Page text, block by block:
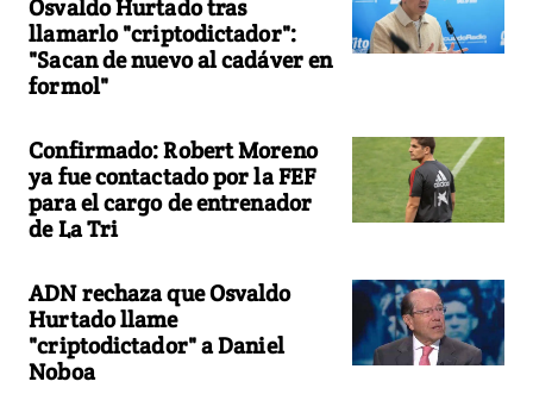
Osvaldo Hurtado tras
llamarlo "criptodictador":
"Sacan de nuevo al cadáver en
formol"
Confirmado: Robert Moreno
ya fue contactado por la FEF
para el cargo de entrenador
de La Tri
ADN rechaza que Osvaldo
Hurtado llame
"criptodictador" a Daniel
Noboa